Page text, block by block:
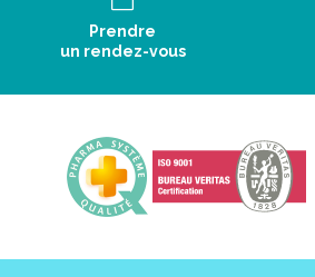
Prendre
un rendez-vous